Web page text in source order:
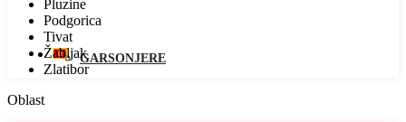
GARSONJERE
Pluzine
Podgorica
Tivat
Žabljak
Zlatibor
Oblast